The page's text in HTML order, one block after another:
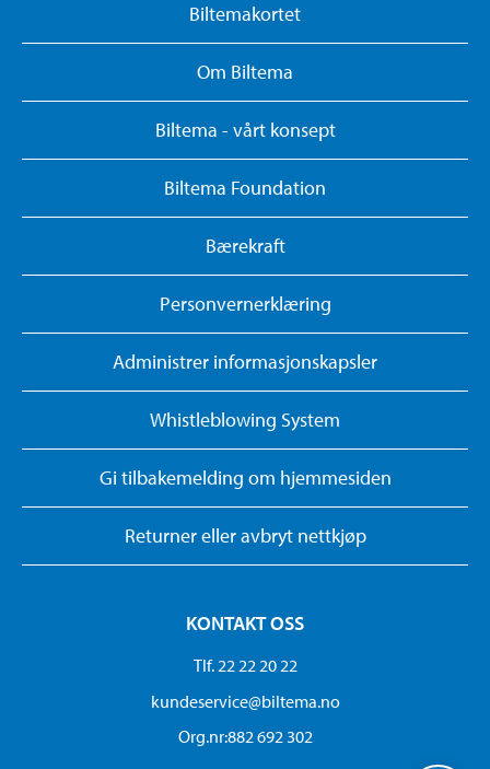
Biltemakortet
Om Biltema
Biltema - vårt konsept
Biltema Foundation
Bærekraft
Personvernerklæring
Administrer informasjonskapsler
Whistleblowing System
Gi tilbakemelding om hjemmesiden
Returner eller avbryt nettkjøp
KONTAKT OSS
Tlf. 22 22 20 22
kundeservice@biltema.no
Org.nr:882 692 302